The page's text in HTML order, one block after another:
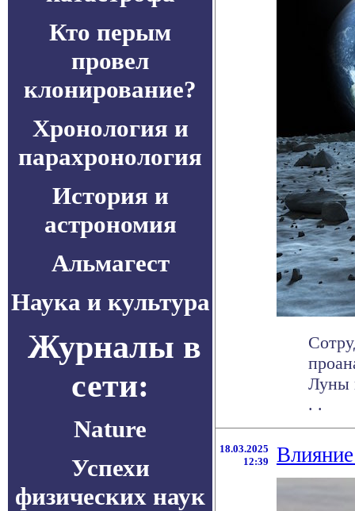
Кто перым
провел
клонирование?
Хронология и
парахронология
История и
астрономия
Альмагест
Наука и культура
Журналы в
сети:
Nature
Успехи
физических наук
Луны
. .
18.03.2025
12:39